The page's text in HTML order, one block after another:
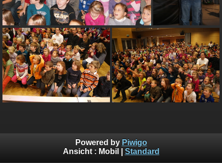
Powered by Piwigo
Ansicht : Mobil Standard